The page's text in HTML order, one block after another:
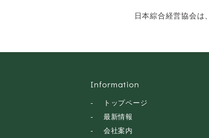
俳優・タレント・モ
落語・講談・色物
日本綜合経営協会は
Information
トップページ
最新情報
会社案内